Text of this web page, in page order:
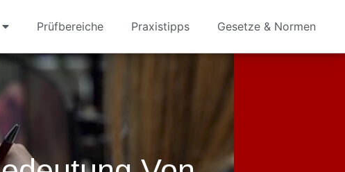
Prüfbereiche Praxistipps Gesetze & Normen